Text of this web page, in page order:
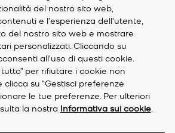
del nostro sito web,
e l'esperienza dell'utente,
del nostro sito web e mostrare
personalizzati. Cliccando su
all'uso di questi cookie.
per rifiutare i cookie non
clicca su “Gestisci preferenze
le tue preferenze. Per ulteriori
la nostra Informativa sui cookie.